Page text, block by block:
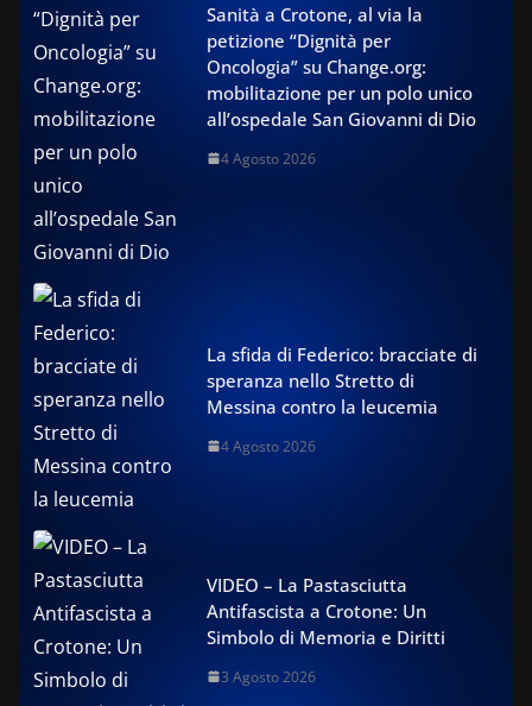
Sanità a Crotone, al via la
petizione “Dignità per
Oncologia” su Change.org:
mobilitazione per un polo unico
all’ospedale San Giovanni di Dio
4 Agosto 2026
La sfida di Federico: bracciate di
speranza nello Stretto di
Messina contro la leucemia
4 Agosto 2026
VIDEO – La Pastasciutta
Antifascista a Crotone: Un
Simbolo di Memoria e Diritti
3 Agosto 2026